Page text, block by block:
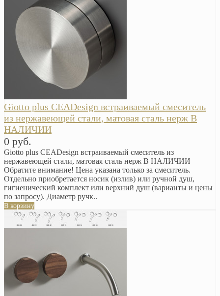
Giotto plus CEADesign встраиваемый смеситель
из нержавеющей стали, матовая сталь нерж В
НАЛИЧИИ
0 руб.
Giotto plus CEADesign встраиваемый смеситель из
нержавеющей стали, матовая сталь нерж В НАЛИЧИИ
Обратите внимание! Цена указана только за смеситель.
Отдельно приобретается носик (излив) или ручной душ,
гигиенический комплект или верхний душ (варианты и цены
по запросу). Диаметр ручк..
В корзину